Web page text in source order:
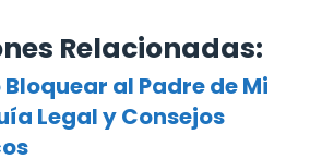
Relacionadas:
Bloquear al Padre de Mi
Legal y Consejos